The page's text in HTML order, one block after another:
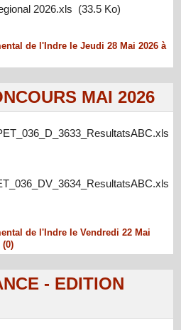
2026.xls (33.5 Ko)
de l'Indre le Jeudi 28 Mai 2026 à
MAI 2026
de l'Indre le Vendredi 22 Mai
- EDITION